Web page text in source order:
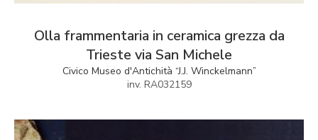
Olla frammentaria in ceramica grezza da
Trieste via San Michele
Civico Museo d'Antichità “J.J. Winckelmann”
inv. RA032159